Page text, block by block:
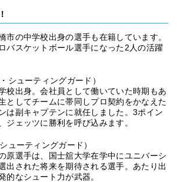
の中学校出身の選手も在籍しています。
バスケットボール選手になった2人の活躍
シューティングガード）
校出身。会社員として働いていた時期もあ
としてチームに帯同しプロ契約をかなえた
は副キャプテンに就任しました。3ポイン
ジェッツに勝利を呼び込みます。
ューティングガード）
原選手は、国士舘大学在学中にユニバーシ
出された将来を期待される選手。あたり出
的なシュート力が武器。